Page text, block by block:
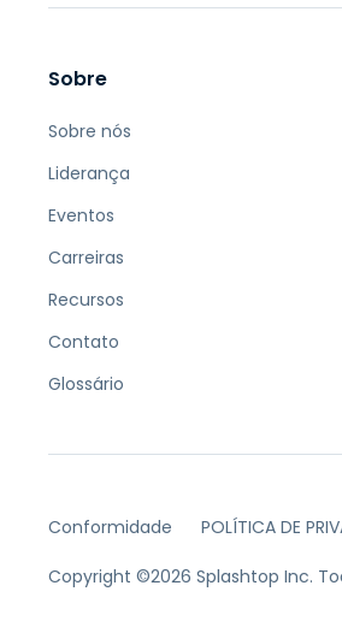
Sobre
Sobre nós
Liderança
Eventos
Carreiras
Recursos
Contato
Glossário
Conformidade POLÍTICA DE
Copyright ©2026 Splashtop Inc.